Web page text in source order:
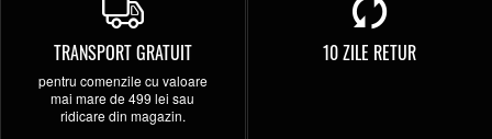
TRANSPORT GRATUIT
pentru comenzile cu valoare
mai mare de 499 lei sau
ridicare din magazin.
10 ZILE RETUR